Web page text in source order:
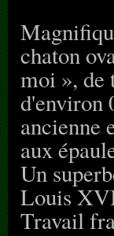
chaton
moi », de
d'environ
ancienne
aux
Un
Louis
Travail